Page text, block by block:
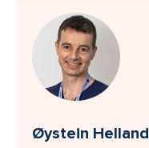
Øystein Helland